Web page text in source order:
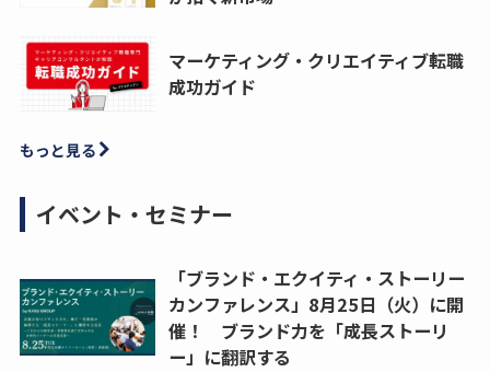
マーケティング・クリエイティブ転職
成功ガイド
もっと見る
イベント・セミナー
「ブランド・エクイティ・ストーリー
カンファレンス」8月25日（火）に開
催！ ブランド力を「成長ストーリ
ー」に翻訳する